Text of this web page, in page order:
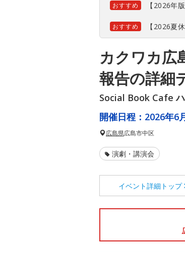
おすすめ 【2026年
おすすめ 【2026夏
カクワカ広
報告の詳細
Social Book Cafe
開催日程： 2026年6
広島県広島市中区
演劇・講演会
イベント詳細 トップ